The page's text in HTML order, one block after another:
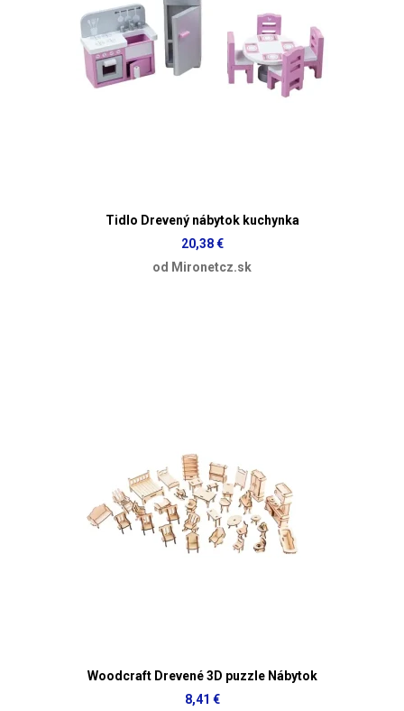
Tidlo Drevený nábytok kuchynka
20,38 €
od Mironetcz.sk
Woodcraft Drevené 3D puzzle Nábytok
8,41 €